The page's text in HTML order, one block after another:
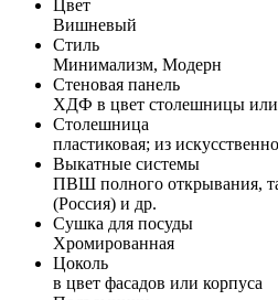
Цвет
Вишневый
Стиль
Минимализм, Модерн
Стеновая панель
ХДФ в цвет столешницы или
Столешница
пластиковая; из
Выкатные системы
ПВШ полного открывания,
(Россия) и др.
Сушка для посуды
Хромированная
Цоколь
в цвет фасадов или корпуса